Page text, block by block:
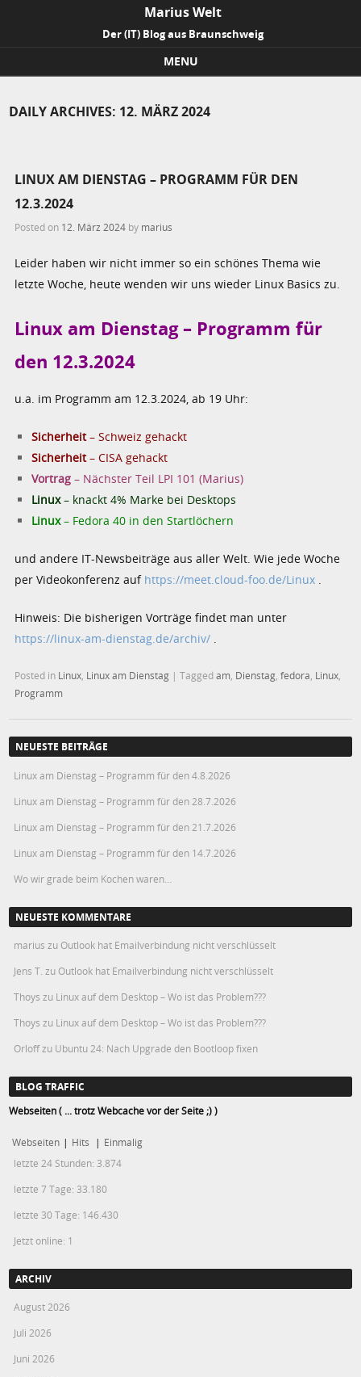
Marius Welt
Der (IT) Blog aus Braunschweig
MENU
DAILY ARCHIVES: 12. MÄRZ 2024
LINUX AM DIENSTAG – PROGRAMM FÜR DEN
12.3.2024
Posted on 12. März 2024 by marius
Leider haben wir nicht immer so ein schönes Thema wie
letzte Woche, heute wenden wir uns wieder Linux Basics zu.
Linux am Dienstag – Programm für
den 12.3.2024
u.a. im Programm am 12.3.2024, ab 19 Uhr:
Sicherheit– Schweiz gehackt
Sicherheit– CISA gehackt
Vortrag – Nächster Teil LPI 101 (Marius)
Linux– knackt 4% Marke bei Desktops
Linux– Fedora 40 in den Startlöchern
und andere IT-Newsbeiträge aus aller Welt. Wie jede Woche
per Videokonferenz auf https://meet.cloud-foo.de/Linux .
Hinweis: Die bisherigen Vorträge findet man unter
https://linux-am-dienstag.de/archiv/ .
Posted in Linux, Linux am Dienstag |Taggedam, Dienstag,fedora, Linux,
Programm
NEUESTE BEITRÄGE
Linux am Dienstag – Programm für den 4.8.2026
Linux am Dienstag – Programm für den 28.7.2026
Linux am Dienstag – Programm für den 21.7.2026
Linux am Dienstag – Programm für den 14.7.2026
Wo wir grade beim Kochen waren…
NEUESTE KOMMENTARE
marius zu Outlook hat Emailverbindung nicht verschlüsselt
Jens T. zu Outlook hat Emailverbindung nicht verschlüsselt
Thoys zu Linux auf dem Desktop – Wo ist das Problem???
Thoys zu Linux auf dem Desktop – Wo ist das Problem???
Orloffzu Ubuntu 24: Nach Upgrade den Bootloop fixen
BLOG TRAFFIC
Webseiten ( ... trotz Webcache vor der Seite ;) )
Webseiten | Hits | Einmalig
letzte 24 Stunden: 3.874
letzte 7 Tage: 33.180
letzte 30 Tage: 146.430
Jetzt online: 1
ARCHIV
August 2026
Juli 2026
Juni 2026